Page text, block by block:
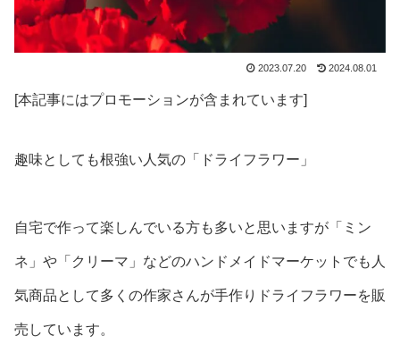
2023.07.20 2024.08.01
[本記事にはプロモーションが含まれています]
趣味としても根強い人気の「ドライフラワー」
自宅で作って楽しんでいる方も多いと思いますが「ミン
ネ」や「クリーマ」などのハンドメイドマーケットでも人
気商品として多くの作家さんが手作りドライフラワーを販
売しています。